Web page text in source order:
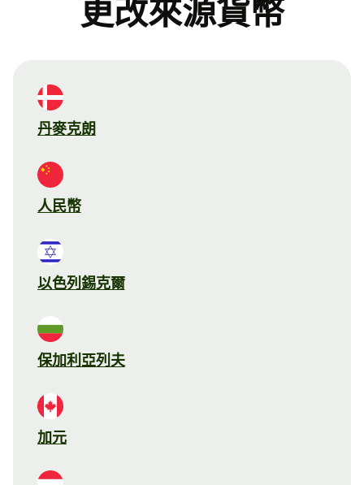
更改來源貨幣
丹麥克朗
人民幣
以色列錫克爾
保加利亞列夫
加元